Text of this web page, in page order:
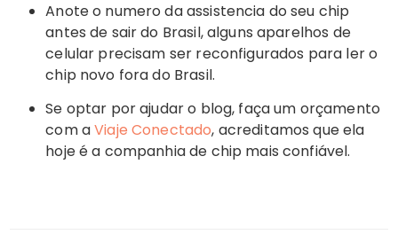
Anote o numero da assistencia do seu chip
antes de sair do Brasil, alguns aparelhos de
celular precisam ser reconfigurados para ler o
chip novo fora do Brasil.
Se optar por ajudar o blog, faça um orçamento
com aViaje Conectado, acreditamos que ela
hoje é a companhia de chip mais confiável.